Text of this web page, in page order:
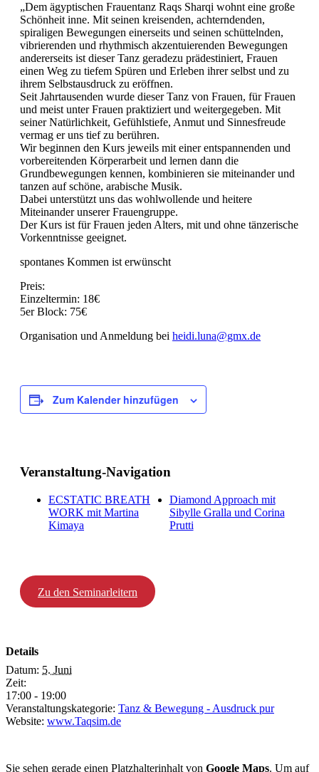
„Dem ägyptischen Frauentanz Raqs Sharqi wohnt eine große
Schönheit inne. Mit seinen kreisenden, achterndenden,
spiraligen Bewegungen einerseits und seinen schüttelnden,
vibrierenden und rhythmisch akzentuierenden Bewegungen
andererseits ist dieser Tanz geradezu prädestiniert, Frauen
einen Weg zu tiefem Spüren und Erleben ihrer selbst und zu
ihrem Selbstausdruck zu eröffnen.
Seit Jahrtausenden wurde dieser Tanz von Frauen, für Frauen
und meist unter Frauen praktiziert und weitergegeben. Mit
seiner Natürlichkeit, Gefühlstiefe, Anmut und Sinnesfreude
vermag er uns tief zu berühren.
Wir beginnen den Kurs jeweils mit einer entspannenden und
vorbereitenden Körperarbeit und lernen dann die
Grundbewegungen kennen, kombinieren sie miteinander und
tanzen auf schöne, arabische Musik.
Dabei unterstützt uns das wohlwollende und heitere
Miteinander unserer Frauengruppe.
Der Kurs ist für Frauen jeden Alters, mit und ohne tänzerische
Vorkenntnisse geeignet.
spontanes Kommen ist erwünscht
Preis:
Einzeltermin: 18€
5er Block: 75€
Organisation und Anmeldung bei heidi.luna@gmx.de
Zum Kalender hinzufügen
Veranstaltung-Navigation
ECSTATIC BREATH
WORK mit Martina
Kimaya
Diamond Approach mit
Sibylle Gralla und Corina
Prutti
Zu den Seminarleitern
Details
Datum: 5. Juni
Zeit:
17:00 - 19:00
Veranstaltungskategorie: Tanz & Bewegung - Ausdruck pur
Website: www.Taqsim.de
Sie sehen gerade einen Platzhalterinhalt von Google Maps. Um auf